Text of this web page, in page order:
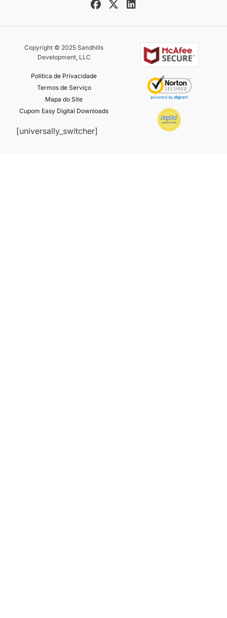
Copyright © 2025 Sandhills
Development, LLC
Política de Privacidade
Termos de Serviço
Mapa do Site
Cupom Easy Digital Downloads
[universally_switcher]